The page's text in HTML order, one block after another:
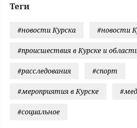
Теги
#новости Курска #новости
#происшествия в Курске и
#расследования #спорт
#мероприятия в Курске
#социальное